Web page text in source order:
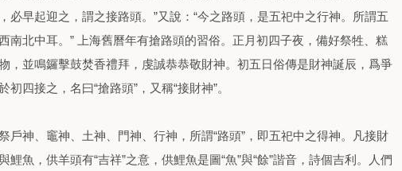
必早起迎之，謂之接路頭。”又說：“今之路頭，是五祀中之行神。所謂五
南北中耳。” 上海舊曆年有搶路頭的習俗。正月初四子夜，備好祭牲、糕
，並鳴鑼擊鼓焚香禮拜，虔誠恭恭敬財神。初五日俗傳是財神誕辰，爲爭
初四接之，名曰“搶路頭”，又稱“接財神”。
神、竈神、土神、門神、行神，所謂“路頭”，即五祀中之得神。凡接財
鯉魚，供羊頭有“吉祥”之意，供鯉魚是圖“魚”與“餘”諧音，詩個吉利。人們